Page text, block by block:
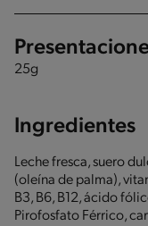
25g
Ingredientes
Leche fresca, suero
(oleína de palma),
B3, B6, B12, ácido
Pirofosfato Férrico,